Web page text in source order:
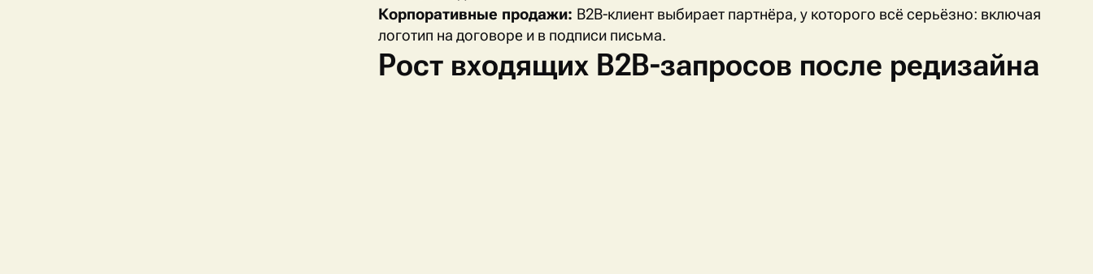
Корпоративные продажи: B2B-клиент выбирает партнёра, у которого всё серьёзно: включая
логотип на договоре и в подписи письма.
Рост входящих B2B-запросов после редизайна